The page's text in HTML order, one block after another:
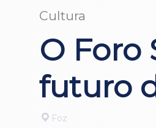
Cultura
O Foro
futuro
Foz